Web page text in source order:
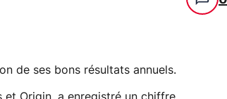
de ses bons résultats annuels.